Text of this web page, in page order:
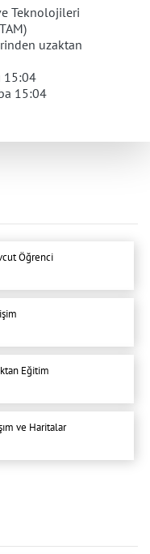
Teknolojileri
uzaktan
15:04
15:04
Öğrenci
Eğitim
ve Haritalar